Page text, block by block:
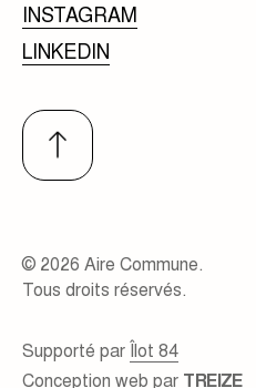
INSTAGRAM
LINKEDIN
© 2026 Aire Commune.
Tous droits réservés.
Supporté parÎlot 84
Conception web par TREIZE